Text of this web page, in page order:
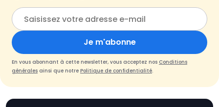
Je m'abonne
En vous abonnant à cette newsletter, vous acceptez nos Conditions
générales ainsi que notre Politique de confidentialité.